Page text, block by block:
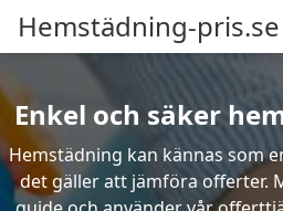
Hemstädning-pris.se
Enkel och säker
Hemstädning kan kännas som
det gäller att jämföra offerter.